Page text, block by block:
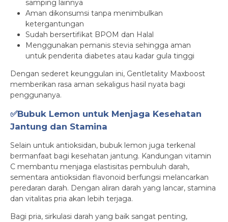
samping lainnya
Aman dikonsumsi tanpa menimbulkan
ketergantungan
Sudah bersertifikat BPOM dan Halal
Menggunakan pemanis stevia sehingga aman
untuk penderita diabetes atau kadar gula tinggi
Dengan sederet keunggulan ini, Gentletality Maxboost
memberikan rasa aman sekaligus hasil nyata bagi
penggunanya.
✅Bubuk Lemon untuk Menjaga Kesehatan
Jantung dan Stamina
Selain untuk antioksidan, bubuk lemon juga terkenal
bermanfaat bagi kesehatan jantung. Kandungan vitamin
C membantu menjaga elastisitas pembuluh darah,
sementara antioksidan flavonoid berfungsi melancarkan
peredaran darah. Dengan aliran darah yang lancar, stamina
dan vitalitas pria akan lebih terjaga.
Bagi pria, sirkulasi darah yang baik sangat penting,